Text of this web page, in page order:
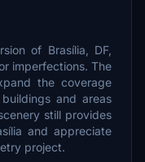
of Brasília, DF,
imperfections. The
the coverage
and areas
still provides
and appreciate
project.